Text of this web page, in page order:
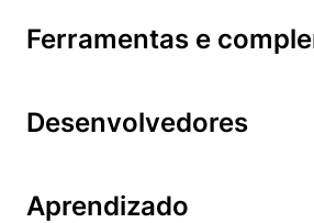
Ferramentas e
Desenvolvedores
Aprendizado